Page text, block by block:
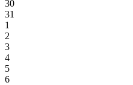
30
31
1
2
3
4
5
6